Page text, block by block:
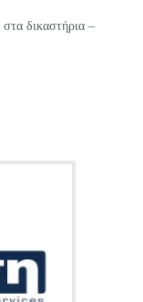
δικαστήρια –